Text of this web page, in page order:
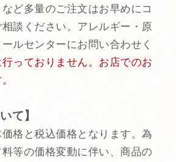
ど多量のご注文はお早めにコ
談ください。アレルギー・原
ルセンターにお問い合わせく
っておりません。お店でのお
て】
格と税込価格となります。為
等の価格変動に伴い、商品の